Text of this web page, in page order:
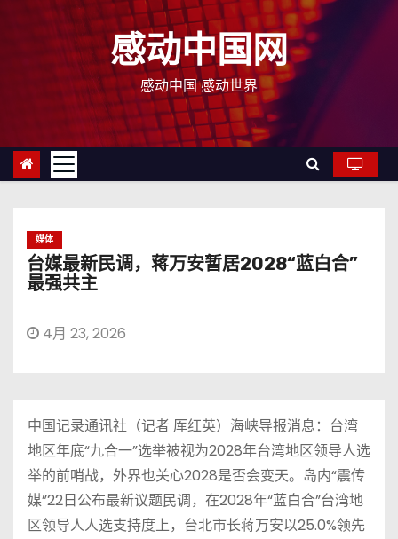
感动中国网
感动中国 感动世界
媒体
台媒最新民调，蒋万安暂居2028“蓝白合”
最强共主
4月 23, 2026
中国记录通讯社（记者 厍红英）海峡导报消息：台湾
地区年底“九合一”选举被视为2028年台湾地区领导人选
举的前哨战，外界也关心2028是否会变天。岛内“震传
媒”22日公布最新议题民调，在2028年“蓝白合”台湾地
区领导人人选支持度上，台北市长蒋万安以25.0%领先